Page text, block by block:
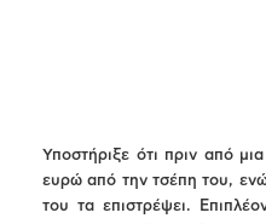
Υποστήριξε ότι πριν από
ευρώ από την τσέπη του, ενώ
του τα επιστρέψει.